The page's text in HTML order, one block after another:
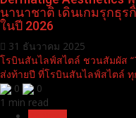
นานาชาติ เดินเกมรุกธุ
ในปี 2026
31 ธันวาคม 2025
โรบินสันไลฟ์สไตล์ ชวนสัมผัส
ส่งท้ายปี ที่โรบินสันไลฟ์สไตล์
0
0
1 min read